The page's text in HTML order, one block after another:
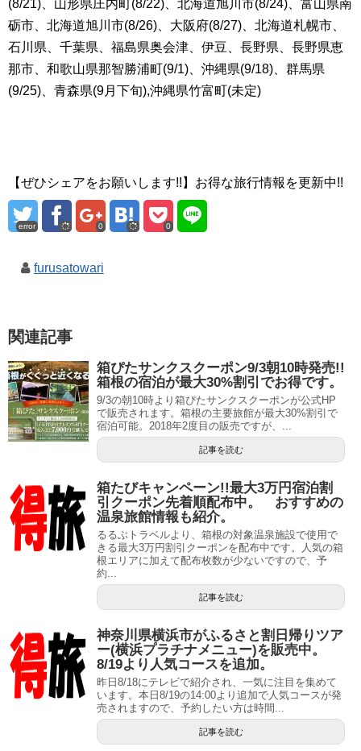
(8/21)、山形県庄内町(8/22)、北海道旭川市(8/24)、富山県南
砺市、北海道旭川市(8/26)、大阪府(8/27)、北海道札幌市、
石川県、千葉県、福島県奥会津、伊豆、長野県、長野県恵
那市、和歌山県那智勝浦町(9/1)、沖縄県(9/18)、群馬県
(9/25)、青森県(9月下旬),沖縄県竹富町(未定)
【ぜひシェアをお願いします!!】お得な旅行情報を更新中!!
error 0 0
furusatowari
関連記事
箱ぴたサンクスクーポン9/3朝10時発売!!
箱根の宿泊が最大30%割引でお得です。
9/3の朝10時より箱ぴたサンクスクーポンが公式HP
で販売されます。箱根の主要旅館が最大30%割引で
宿泊可能。2018年2度目の販売ですが、...
記事を読む
箱たびキャンペーン!!最大3万円宿泊割
引クーポン先着順配布中。 おすすめの
温泉旅館情報も紹介。
るるぶトラベルより、箱根の対象温泉施設で使用で
きる最大3万円割引クーポンを配布中です。人気の箱
根エリアに加えて配布枚数が少ないですので、予
約...
記事を読む
神奈川県横浜市がふるさと割日帰りツア
ー(横浜プラチナメニュー)を販売中。
8/19より人気コースを追加。
昨日8/18にテレビで紹介され、一気に注目を集めて
います。本日8/19の14:00より追加で人気コースが発
売されますので、予約したい方は時間...
記事を読む